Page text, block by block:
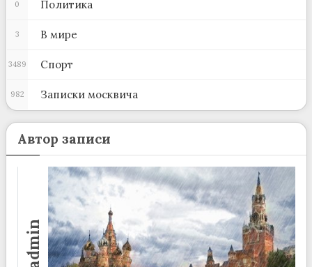
Политика
0
В мире
3
Спорт
3489
Записки москвича
982
Автор записи
admin